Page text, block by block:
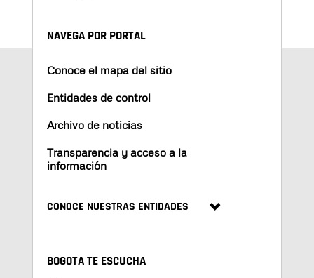
NAVEGA POR PORTAL
Conoce el mapa del sitio
Entidades de control
Archivo de noticias
Transparencia y acceso a la
información
CONOCE NUESTRAS ENTIDADES
BOGOTA TE ESCUCHA